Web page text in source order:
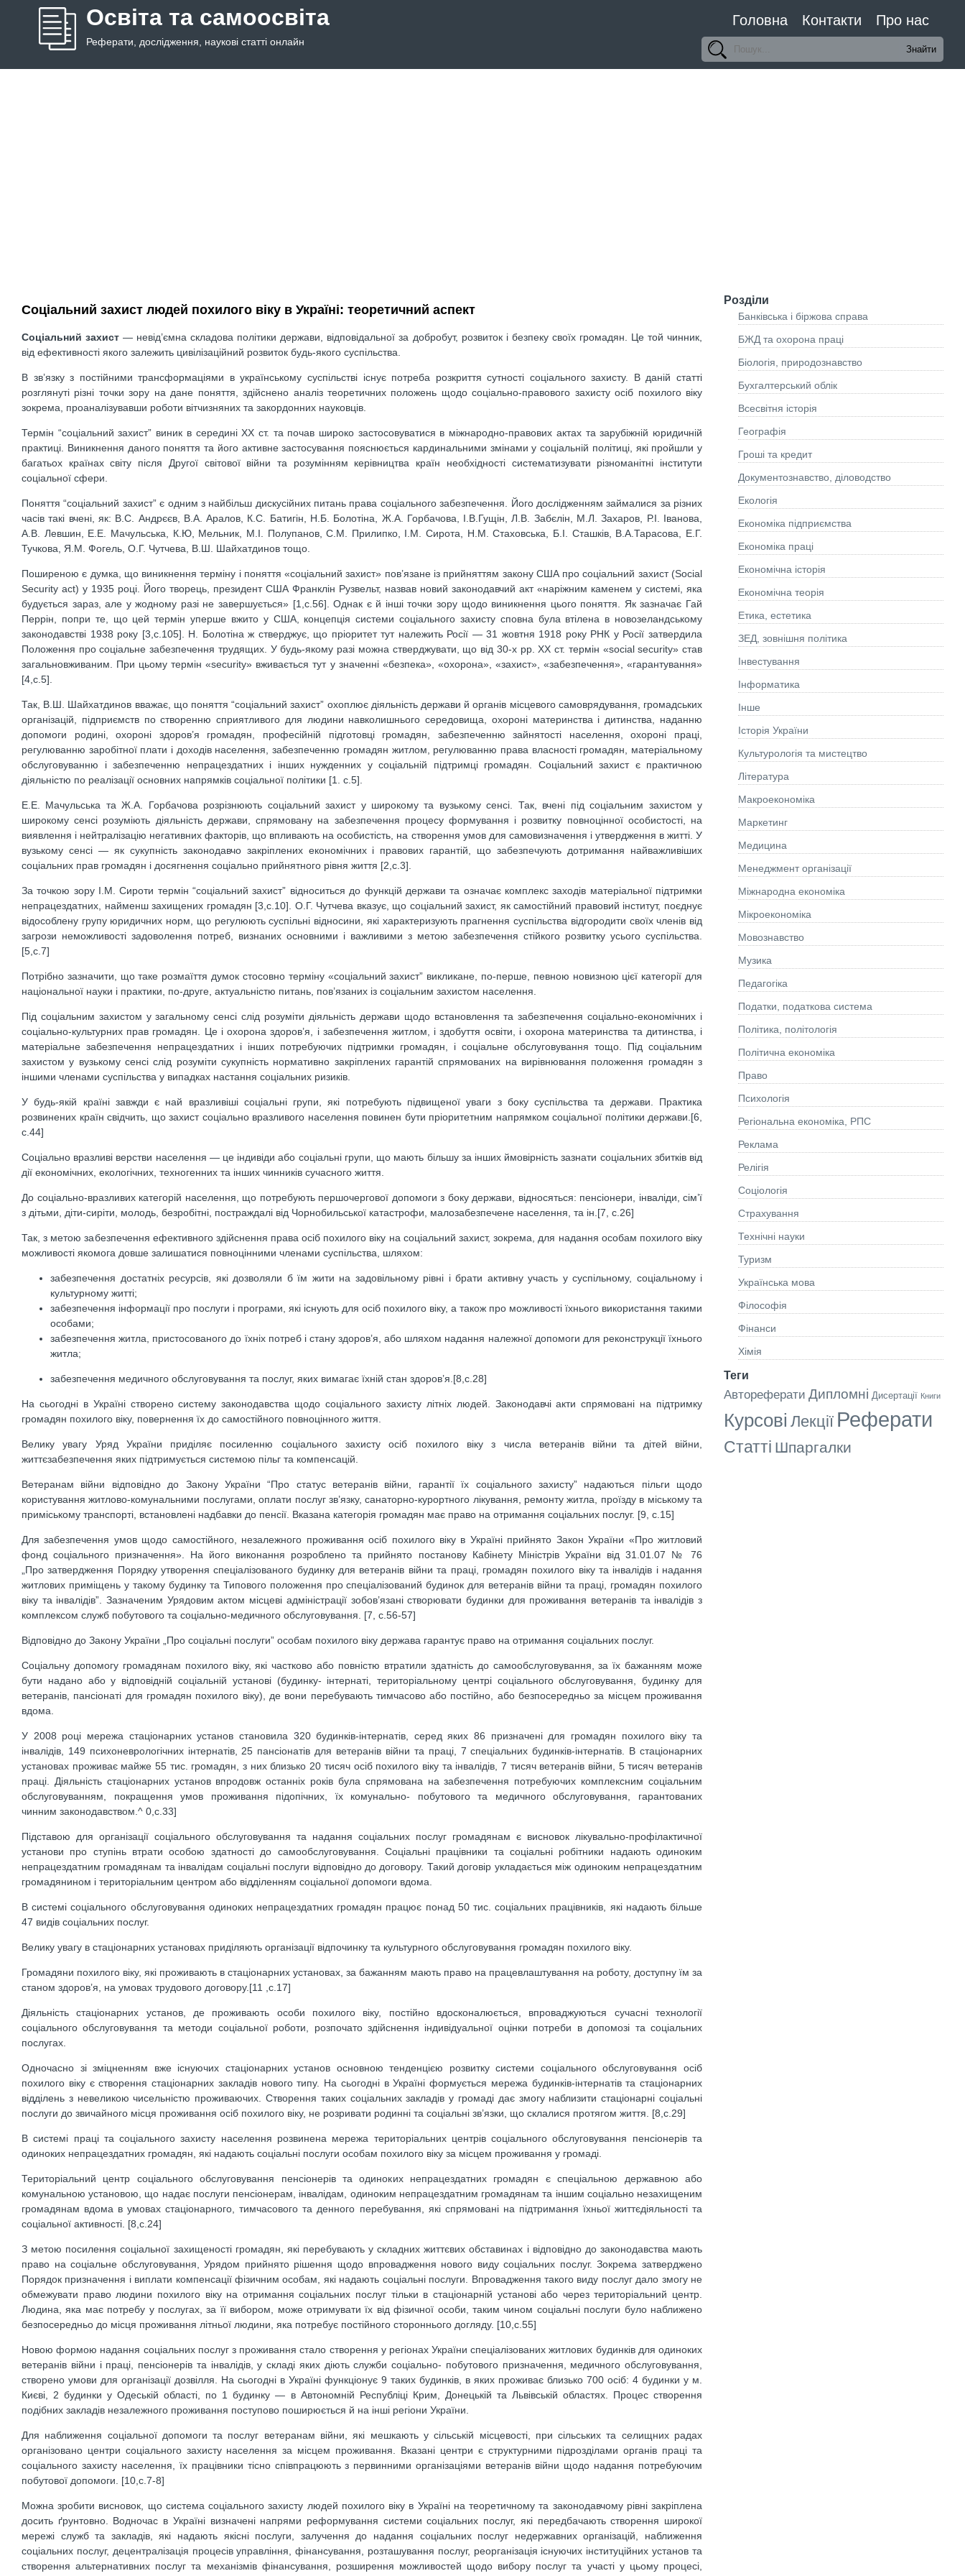
Освіта та самоосвіта
Реферати, дослідження, наукові статті онлайн
Головна Контакти Про нас
Соціальний захист людей похилого віку в Україні: теоретичний аспект
Соціальний захист — невід’ємна складова політики держави, відповідальної за добробут, розвиток і безпеку своїх громадян. Це той чинник,
від ефективності якого залежить цивілізаційний розвиток будь-якого суспільства.
В зв’язку з постійними трансформаціями в українському суспільстві існує потреба розкриття сутності соціального захисту. В даній статті
розглянуті різні точки зору на дане поняття, здійснено аналіз теоретичних положень щодо соціально-правового захисту осіб похилого віку
зокрема, проаналізувавши роботи вітчизняних та закордонних науковців.
Термін “соціальний захист” виник в середині ХХ ст. та почав широко застосовуватися в міжнародно-правових актах та зарубіжній юридичній
практиці. Виникнення даного поняття та його активне застосування пояснюється кардинальними змінами у соціальній політиці, які пройшли у
багатьох країнах світу після Другої світової війни та розумінням керівництва країн необхідності систематизувати різноманітні інститути
соціальної сфери.
Поняття “соціальний захист” є одним з найбільш дискусійних питань права соціального забезпечення. Його дослідженням займалися за різних
часів такі вчені, як: В.С. Андрєєв, В.А. Аралов, К.С. Батигін, Н.Б. Болотіна, Ж.А. Горбачова, І.В.Гущін, Л.В. Забєлін, М.Л. Захаров, Р.І. Іванова,
А.В. Левшин, Е.Е. Мачульська, К.Ю, Мельник, М.І. Полупанов, С.М. Прилипко, І.М. Сирота, Н.М. Стаховська, Б.І. Сташків, В.А.Тарасова, Е.Г.
Тучкова, Я.М. Фогель, О.Г. Чутчева, В.Ш. Шайхатдинов тощо.
Поширеною є думка, що виникнення терміну і поняття «соціальний захист» пов’язане із прийняттям закону США про соціальний захист (Social
Security act) у 1935 році. Його творець, президент США Франклін Рузвельт, назвав новий законодавчий акт «наріжним каменем у системі, яка
будується зараз, але у жодному разі не завершується» [1,с.56]. Однак є й інші точки зору щодо виникнення цього поняття. Як зазначає Гай
Перрін, попри те, що цей термін уперше вжито у США, концепція системи соціального захисту сповна була втілена в новозеландському
законодавстві 1938 року [3,с.105]. Н. Болотіна ж стверджує, що пріоритет тут належить Росії — 31 жовтня 1918 року РНК у Росії затвердила
Положення про соціальне забезпечення трудящих. У будь-якому разі можна стверджувати, що від 30-х pp. XX ст. термін «social security» став
загальновживаним. При цьому термін «security» вживається тут у значенні «безпека», «охорона», «захист», «забезпечення», «гарантування»
[4,c.5].
Так, В.Ш. Шайхатдинов вважає, що поняття “соціальний захист” охоплює діяльність держави й органів місцевого самоврядування, громадських
організацій, підприємств по створенню сприятливого для людини навколишнього середовища, охороні материнства і дитинства, наданню
допомоги родині, охороні здоров’я громадян, професійній підготовці громадян, забезпеченню зайнятості населення, охороні праці,
регулюванню заробітної плати і доходів населення, забезпеченню громадян житлом, регулюванню права власності громадян, матеріальному
обслуговуванню і забезпеченню непрацездатних і інших нужденних у соціальній підтримці громадян. Соціальний захист є практичною
діяльністю по реалізації основних напрямків соціальної політики [1. с.5].
Е.Е. Мачульська та Ж.А. Горбачова розрізнюють соціальний захист у широкому та вузькому сенсі. Так, вчені під соціальним захистом у
широкому сенсі розуміють діяльність держави, спрямовану на забезпечення процесу формування і розвитку повноцінної особистості, на
виявлення і нейтралізацію негативних факторів, що впливають на особистість, на створення умов для самовизначення і утвердження в житті. У
вузькому сенсі — як сукупність законодавчо закріплених економічних і правових гарантій, що забезпечують дотримання найважливіших
соціальних прав громадян і досягнення соціально прийнятного рівня життя [2,с.3].
За точкою зору І.М. Сироти термін “соціальний захист” відноситься до функцій держави та означає комплекс заходів матеріальної підтримки
непрацездатних, найменш захищених громадян [3,с.10]. О.Г. Чутчева вказує, що соціальний захист, як самостійний правовий інститут, поєднує
відособлену групу юридичних норм, що регулюють суспільні відносини, які характеризують прагнення суспільства відгородити своїх членів від
загрози неможливості задоволення потреб, визнаних основними і важливими з метою забезпечення стійкого розвитку усього суспільства.
[5,с.7]
Потрібно зазначити, що таке розмаїття думок стосовно терміну «соціальний захист” викликане, по-перше, певною новизною цієї категорії для
національної науки і практики, по-друге, актуальністю питань, пов’язаних із соціальним захистом населення.
Під соціальним захистом у загальному сенсі слід розуміти діяльність держави щодо встановлення та забезпечення соціально-економічних і
соціально-культурних прав громадян. Це і охорона здоров’я, і забезпечення житлом, і здобуття освіти, і охорона материнства та дитинства, і
матеріальне забезпечення непрацездатних і інших потребуючих підтримки громадян, і соціальне обслуговування тощо. Під соціальним
захистом у вузькому сенсі слід розуміти сукупність нормативно закріплених гарантій спрямованих на вирівнювання положення громадян з
іншими членами суспільства у випадках настання соціальних ризиків.
У будь-якій країні завжди є най вразливіші соціальні групи, які потребують підвищеної уваги з боку суспільства та держави. Практика
розвинених країн свідчить, що захист соціально вразливого населення повинен бути пріоритетним напрямком соціальної політики держави.[6,
с.44]
Соціально вразливі верстви населення — це індивіди або соціальні групи, що мають більшу за інших ймовірність зазнати соціальних збитків від
дії економічних, екологічних, техногенних та інших чинників сучасного життя.
До соціально-вразливих категорій населення, що потребують першочергової допомоги з боку держави, відносяться: пенсіонери, інваліди, сім’ї
з дітьми, діти-сиріти, молодь, безробітні, постраждалі від Чорнобильської катастрофи, малозабезпечене населення, та ін.[7, с.26]
Так, з метою забезпечення ефективного здійснення права осіб похилого віку на соціальний захист, зокрема, для надання особам похилого віку
можливості якомога довше залишатися повноцінними членами суспільства, шляхом:
забезпечення достатніх ресурсів, які дозволяли б їм жити на задовільному рівні і брати активну участь у суспільному, соціальному і
культурному житті;
забезпечення інформації про послуги і програми, які існують для осіб похилого віку, а також про можливості їхнього використання такими
особами;
забезпечення житла, пристосованого до їхніх потреб і стану здоров’я, або шляхом надання належної допомоги для реконструкції їхнього
житла;
забезпечення медичного обслуговування та послуг, яких вимагає їхній стан здоров’я.[8,с.28]
На сьогодні в Україні створено систему законодавства щодо соціального захисту літніх людей. Законодавчі акти спрямовані на підтримку
громадян похилого віку, повернення їх до самостійного повноцінного життя.
Велику увагу Уряд України приділяє посиленню соціального захисту осіб похилого віку з числа ветеранів війни та дітей війни,
життєзабезпечення яких підтримується системою пільг та компенсацій.
Ветеранам війни відповідно до Закону України “Про статус ветеранів війни, гарантії їх соціального захисту” надаються пільги щодо
користування житлово-комунальними послугами, оплати послуг зв’язку, санаторно-курортного лікування, ремонту житла, проїзду в міському та
приміському транспорті, встановлені надбавки до пенсії. Вказана категорія громадян має право на отримання соціальних послуг. [9, с.15]
Для забезпечення умов щодо самостійного, незалежного проживання осіб похилого віку в Україні прийнято Закон України «Про житловий
фонд соціального призначення». На його виконання розроблено та прийнято постанову Кабінету Міністрів України від 31.01.07 № 76
„Про затвердження Порядку утворення спеціалізованого будинку для ветеранів війни та праці, громадян похилого віку та інвалідів і надання
житлових приміщень у такому будинку та Типового положення про спеціалізований будинок для ветеранів війни та праці, громадян похилого
віку та інвалідів”. Зазначеним Урядовим актом місцеві адміністрації зобов’язані створювати будинки для проживання ветеранів та інвалідів з
комплексом служб побутового та соціально-медичного обслуговування. [7, с.56-57]
Відповідно до Закону України „Про соціальні послуги” особам похилого віку держава гарантує право на отримання соціальних послуг.
Соціальну допомогу громадянам похилого віку, які частково або повністю втратили здатність до самообслуговування, за їх бажанням може
бути надано або у відповідній соціальній установі (будинку- інтернаті, територіальному центрі соціального обслуговування, будинку для
ветеранів, пансіонаті для громадян похилого віку), де вони перебувають тимчасово або постійно, або безпосередньо за місцем проживання
вдома.
У 2008 році мережа стаціонарних установ становила 320 будинків-інтернатів, серед яких 86 призначені для громадян похилого віку та
інвалідів, 149 психоневрологічних інтернатів, 25 пансіонатів для ветеранів війни та праці, 7 спеціальних будинків-інтернатів. В стаціонарних
установах проживає майже 55 тис. громадян, з них близько 20 тисяч осіб похилого віку та інвалідів, 7 тисяч ветеранів війни, 5 тисяч ветеранів
праці. Діяльність стаціонарних установ впродовж останніх років була спрямована на забезпечення потребуючих комплексним соціальним
обслуговуванням, покращення умов проживання підопічних, їх комунально- побутового та медичного обслуговування, гарантованих
чинним законодавством.^ 0,с.33]
Підставою для організації соціального обслуговування та надання соціальних послуг громадянам є висновок лікувально-профілактичної
установи про ступінь втрати особою здатності до самообслуговування. Соціальні працівники та соціальні робітники надають одиноким
непрацездатним громадянам та інвалідам соціальні послуги відповідно до договору. Такий договір укладається між одиноким непрацездатним
громадянином і територіальним центром або відділенням соціальної допомоги вдома.
В системі соціального обслуговування одиноких непрацездатних громадян працює понад 50 тис. соціальних працівників, які надають більше
47 видів соціальних послуг.
Велику увагу в стаціонарних установах приділяють організації відпочинку та культурного обслуговування громадян похилого віку.
Громадяни похилого віку, які проживають в стаціонарних установах, за бажанням мають право на працевлаштування на роботу, доступну їм за
станом здоров’я, на умовах трудового договору.[11 ,с.17]
Діяльність стаціонарних установ, де проживають особи похилого віку, постійно вдосконалюється, впроваджуються сучасні технології
соціального обслуговування та методи соціальної роботи, розпочато здійснення індивідуальної оцінки потреби в допомозі та соціальних
послугах.
Одночасно зі зміцненням вже існуючих стаціонарних установ основною тенденцією розвитку системи соціального обслуговування осіб
похилого віку є створення стаціонарних закладів нового типу. На сьогодні в Україні формується мережа будинків-інтернатів та стаціонарних
відділень з невеликою чисельністю проживаючих. Створення таких соціальних закладів у громаді дає змогу наблизити стаціонарні соціальні
послуги до звичайного місця проживання осіб похилого віку, не розривати родинні та соціальні зв’язки, що склалися протягом життя. [8,с.29]
В системі праці та соціального захисту населення розвинена мережа територіальних центрів соціального обслуговування пенсіонерів та
одиноких непрацездатних громадян, які надають соціальні послуги особам похилого віку за місцем проживання у громаді.
Територіальний центр соціального обслуговування пенсіонерів та одиноких непрацездатних громадян є спеціальною державною або
комунальною установою, що надає послуги пенсіонерам, інвалідам, одиноким непрацездатним громадянам та іншим соціально незахищеним
громадянам вдома в умовах стаціонарного, тимчасового та денного перебування, які спрямовані на підтримання їхньої життєдіяльності та
соціальної активності. [8,с.24]
З метою посилення соціальної захищеності громадян, які перебувають у складних життєвих обставинах і відповідно до законодавства мають
право на соціальне обслуговування, Урядом прийнято рішення щодо впровадження нового виду соціальних послуг. Зокрема затверджено
Порядок призначення і виплати компенсації фізичним особам, які надають соціальні послуги. Впровадження такого виду послуг дало змогу не
обмежувати право людини похилого віку на отримання соціальних послуг тільки в стаціонарній установі або через територіальний центр.
Людина, яка має потребу у послугах, за її вибором, може отримувати їх від фізичної особи, таким чином соціальні послуги було наближено
безпосередньо до місця проживання літньої людини, яка потребує постійного стороннього догляду. [10,с.55]
Новою формою надання соціальних послуг з проживання стало створення у регіонах України спеціалізованих житлових будинків для одиноких
ветеранів війни і праці, пенсіонерів та інвалідів, у складі яких діють служби соціально- побутового призначення, медичного обслуговування,
створено умови для організації дозвілля. На сьогодні в Україні функціонує 9 таких будинків, в яких проживає близько 700 осіб: 4 будинки у м.
Києві, 2 будинки у Одеській області, по 1 будинку — в Автономній Республіці Крим, Донецькій та Львівській областях. Процес створення
подібних закладів незалежного проживання поступово поширюється й на інші регіони України.
Для наближення соціальної допомоги та послуг ветеранам війни, які мешкають у сільській місцевості, при сільських та селищних радах
організовано центри соціального захисту населення за місцем проживання. Вказані центри є структурними підрозділами органів праці та
соціального захисту населення, їх працівники тісно співпрацюють з первинними організаціями ветеранів війни щодо надання потребуючим
побутової допомоги. [10,с.7-8]
Можна зробити висновок, що система соціального захисту людей похилого віку в Україні на теоретичному та законодавчому рівні закріплена
досить ґрунтовно. Водночас в Україні визначені напрями реформування системи соціальних послуг, які передбачають створення широкої
мережі служб та закладів, які надають якісні послуги, залучення до надання соціальних послуг недержавних організацій, наближення
соціальних послуг, децентралізація процесів управління, фінансування, розташування послуг, реорганізація існуючих інституційних установ та
створення альтернативних послуг та механізмів фінансування, розширення можливостей щодо вибору послуг та участі у цьому процесі,
Розділи
Банківська і біржова справа
БЖД та охорона праці
Біологія, природознавство
Бухгалтерський облік
Всесвітня історія
Географія
Гроші та кредит
Документознавство, діловодство
Екологія
Економіка підприємства
Економіка праці
Економічна історія
Економічна теорія
Етика, естетика
ЗЕД, зовнішня політика
Інвестування
Інформатика
Інше
Історія України
Культурологія та мистецтво
Літературa
Макроекономіка
Маркетинг
Медицина
Менеджмент організації
Міжнародна економіка
Мікроекономіка
Мовознавство
Музика
Педагогіка
Податки, податкова система
Політика, політологія
Політична економіка
Право
Психологія
Регіональна економіка, РПС
Реклама
Релігія
Соціологія
Страхування
Технічні науки
Туризм
Українська мова
Філософія
Фінанси
Хімія
Теги
Автореферати Дипломні Дисертації Книги
Курсові Лекції Реферати
Статті Шпаргалки